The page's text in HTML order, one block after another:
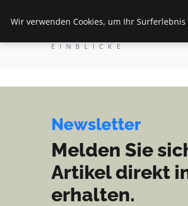
Veranstaltungen Fds
EINBLICKE
Newsletter
Melden Sie
Artikel direkt
erhalten.
Wir verwenden Cookies, um Ihr